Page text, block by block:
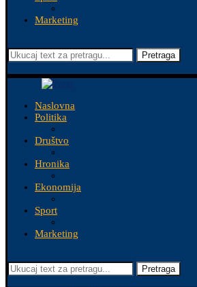
Marketing
Pretraga
Naslovna
Politika
Društvo
Hronika
Ekonomija
Sport
Marketing
Pretraga